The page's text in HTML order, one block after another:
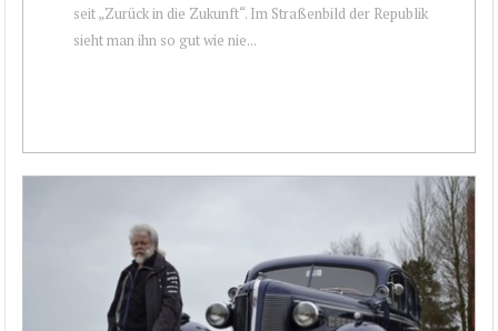
seit „Zurück in die Zukunft“. Im Straßenbild der Republik
sieht man ihn so gut wie nie...